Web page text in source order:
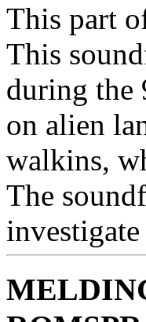
This part
This
during the
on alien
walkins,
The